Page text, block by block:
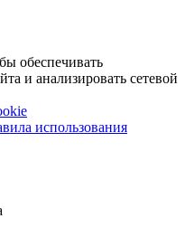
обеспечивать
и анализировать сетевой
использования